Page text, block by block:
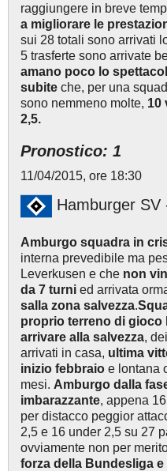
raggiungere in breve
a migliorare le
sui 28 totali sono arrivati
5 trasferte sono arrivate
amano poco lo
subite che, per una
sono nemmeno molte, 10
2,5.
Pronostico: 1
11/04/2015, ore 18:30
Hamburger SV
Amburgo squadra in
interna prevedibile ma
Leverkusen e che non
da 7 turni ed arrivata
salla zona salvezza.
proprio terreno di gioco
arrivare alla salvezza,
arrivati in casa, ultima
inizio febbraio e lontana
mesi. Amburgo dalla
imbarazzante, appena
per distacco peggior
2,5 e 16 under 2,5 su 27
ovviamente non per
forza della Bundesliga e